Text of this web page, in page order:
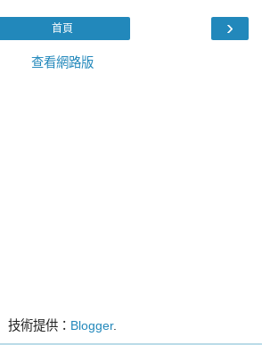
›
首頁
查看網路版
技術提供： Blogger.